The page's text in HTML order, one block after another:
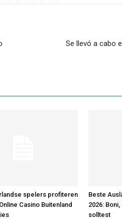
Se llevó a cabo
spelers profiteren
Casino Buitenland
Beste
2026:
solltest